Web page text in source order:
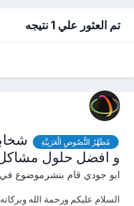
تم العثور علي 1 نتيجه
مُطَهَّرُ النُّصُوصِ الْعَرَبِيَّةِ
و افضل حلول
ابو جودي قام بنشرموضوع في
السلام عليكم ورحمة الله